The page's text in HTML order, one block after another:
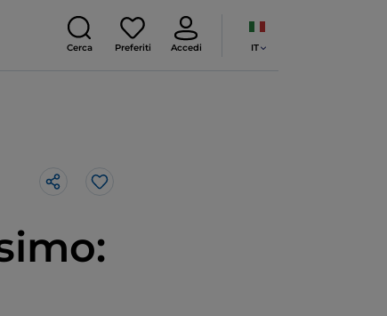
Cerca Preferiti Accedi IT
Like